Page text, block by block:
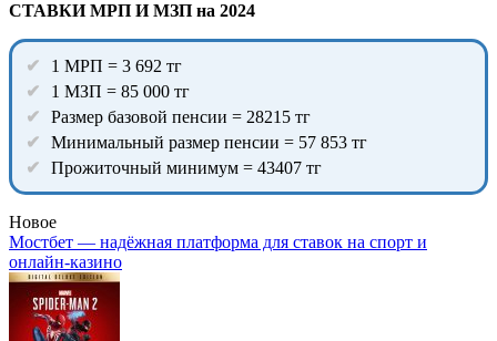
СТАВКИ МРП И МЗП на 2024
1 МРП = 3 692 тг
1 МЗП = 85 000 тг
Размер базовой пенсии = 28215 тг
Минимальный размер пенсии = 57 853 тг
Прожиточный минимум = 43407 тг
Новое
Мостбет — надёжная платформа для ставок на спорт и
онлайн-казино